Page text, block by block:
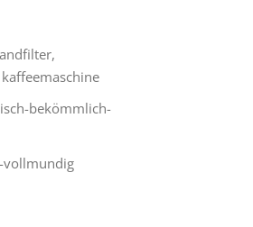
bekömmlich-
vollmundig